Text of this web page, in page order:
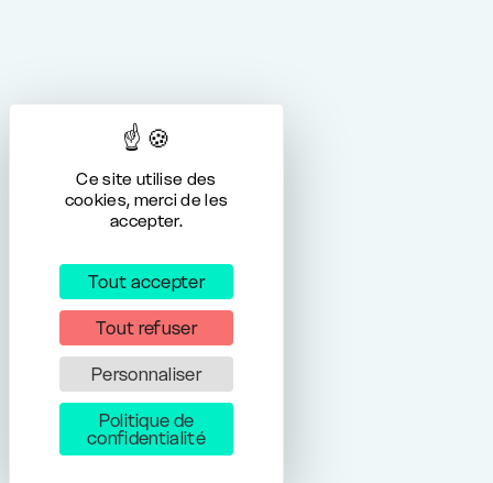
Ce site utilise des
cookies, merci de les
accepter.
Tout accepter
Tout refuser
Personnaliser
Politique de
confidentialité